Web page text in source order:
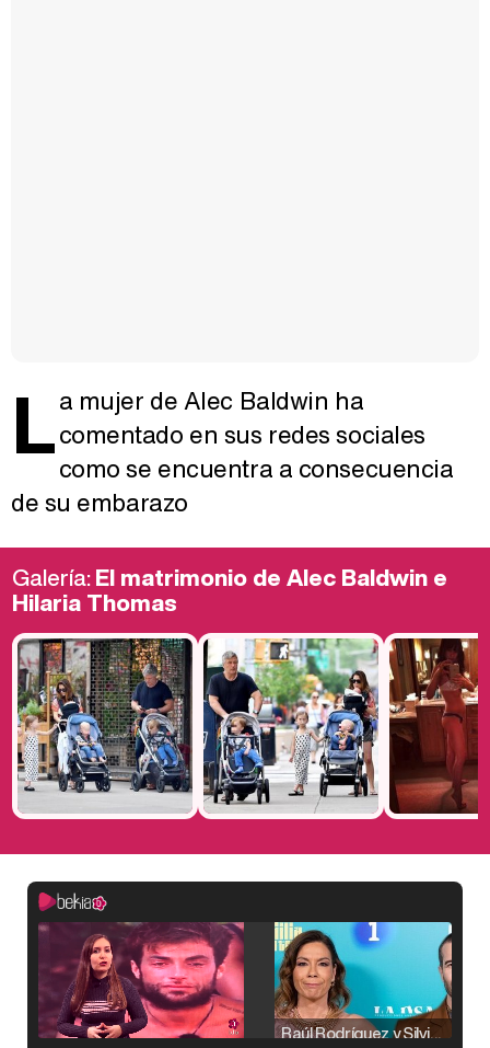
La mujer de Alec Baldwin ha
comentado en sus redes sociales
como se encuentra a consecuencia
de su embarazo
Galería:El matrimonio de Alec Baldwin e
Hilaria Thomas
Raúl Rodríguez y Silvia Taulés nos cuentan su papel en 'La familia de la tele'